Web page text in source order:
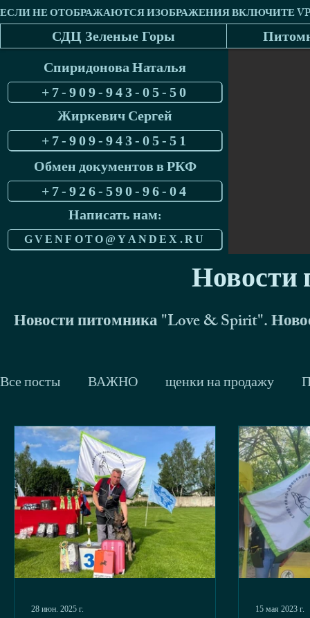
СДЦ Зеленые Горы
Спиридонова Наталья
+7-909-943-05-50
Жиркевич Сергей
+7-909-943-05-51
Обмен документов в РКФ
+7-926-590-96-04
Написать нам:
GVENFOTO@YANDEX.RU
Новости
Новости питомника "Love & Spirit".
Все посты ВАЖНО щенки на продажу
Trackman Немецкие овчарки Малинуа
Don du Bois des Trembles и его дети Zhigan
2014 2013 Тренинги и семинары
будни Сергей
28 июн. 2025 г. 15 мая 2023 г.